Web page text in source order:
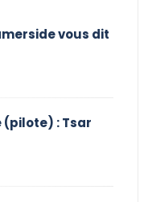
vous dit
(pilote) : Tsar